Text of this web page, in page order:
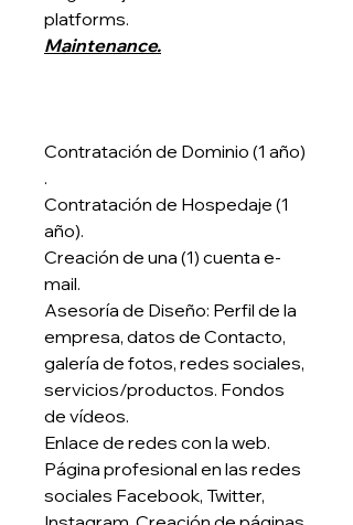
platforms.
Maintenance.
Contratación de Dominio (1 año)
.
Contratación de Hospedaje (1
año).
Creación de una (1) cuenta e-
mail.
Asesoría de Diseño: Perfil de la
empresa, datos de Contacto,
galería de fotos, redes sociales,
servicios/productos. Fondos
de vídeos.
Enlace de redes con la web.
Página profesional en las redes
sociales Facebook, Twitter,